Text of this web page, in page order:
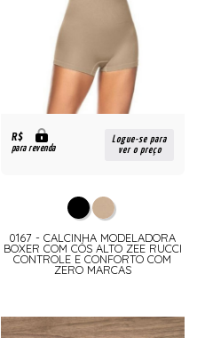
R$
para revenda
Logue-se para
ver o preço
0167 - CALCINHA MODELADORA
BOXER COM CÓS ALTO ZEE RUCCI
CONTROLE E CONFORTO COM
ZERO MARCAS